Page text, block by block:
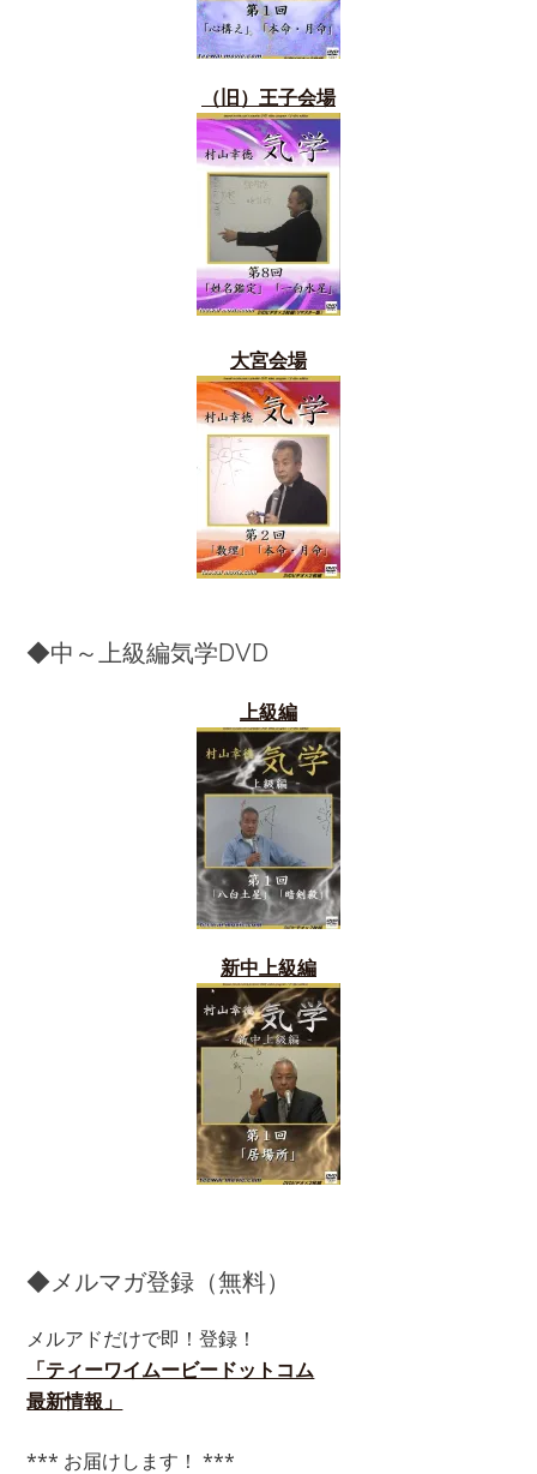
（旧） 王子会場
大宮会場
◆中～上級編気学DVD
上級編
新中上級編
◆メルマガ登録（無料）
メルアドだけで即！登録！
「ティーワイムービードットコム
最新情報」
*** お届けします！ ***